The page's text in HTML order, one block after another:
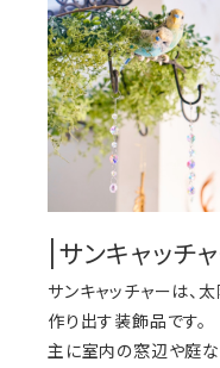
|サンキャッチ
サンキャッチャーは、
作り出す装飾品です。
主に室内の窓辺や庭な